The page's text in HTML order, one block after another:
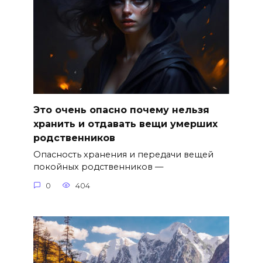
Это очень опасно почему нельзя
хранить и отдавать вещи умерших
родственников
Опасность хранения и передачи вещей
покойных родственников —
0 404